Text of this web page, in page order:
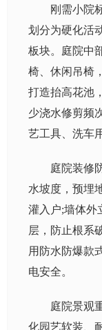
刚需小院
划分为硬化活
板块。庭院中
椅、休闲吊椅
打造抬高花池
少浇水修剪频
艺工具、洗车
庭院装修
水坡度，预埋
灌入户;墙体外
层，防止根系
用防水防爆款
电安全。
庭院景观
化园艺软装、